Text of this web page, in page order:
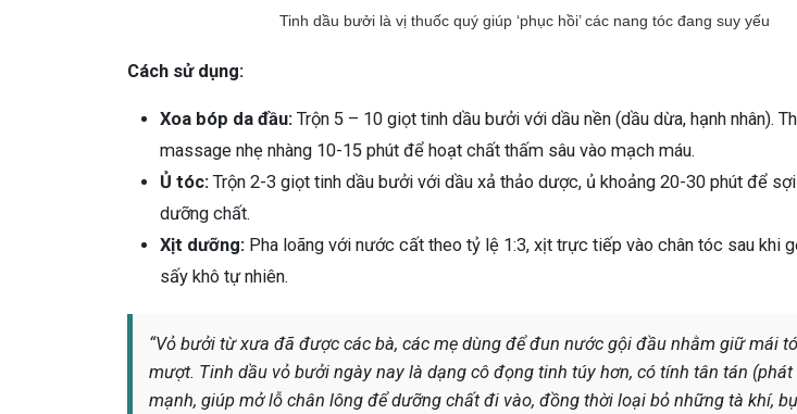
Tinh dầu bưởi là vị thuốc quý giúp ‘phục hồi’ các nang tóc đang suy yếu
Cách sử dụng:
Xoa bóp da đầu: Trộn 5 – 10 giọt tinh dầu bưởi với dầu nền (dầu dừa, hạnh nhân).
massage nhẹ nhàng 10-15 phút để hoạt chất thấm sâu vào mạch máu.
Ủ tóc: Trộn 2-3 giọt tinh dầu bưởi với dầu xả thảo dược, ủ khoảng 20-30 phút để
dưỡng chất.
Xịt dưỡng: Pha loãng với nước cất theo tỷ lệ 1:3, xịt trực tiếp vào chân tóc sau khi
sấy khô tự nhiên.
“Vỏ bưởi từ xưa đã được các bà, các mẹ dùng để đun nước gội đầu nhằm giữ mái
mượt. Tinh dầu vỏ bưởi ngày nay là dạng cô đọng tinh túy hơn, có tính tân tán
mạnh, giúp mở lỗ chân lông để dưỡng chất đi vào, đồng thời loại bỏ những tà khí,